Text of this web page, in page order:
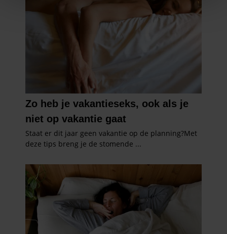
We gebruiken cookies om content en advertenties te
personaliseren, om functies voor social media te bieden
en om ons websiteverkeer te analyseren. Ook delen we
informatie over uw gebruik van onze site met onze
partners voor social media, adverteren en analyse. Deze
informatie die u aan ze heeft verstrekt of die ze hebben
verzameld op basis van uw gebruik van hun services. U
gaat akkoord met onze cookies als u onze website blijft
gebruiken.